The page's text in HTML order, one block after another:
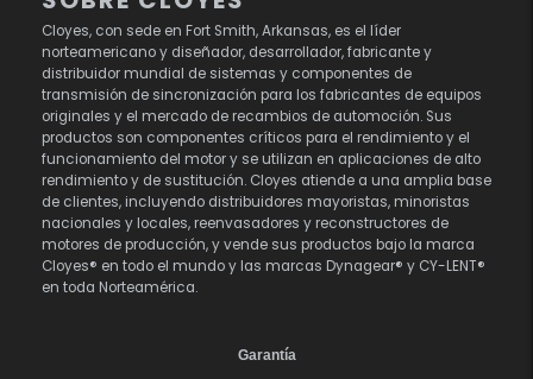
Cloyes, con sede en Fort Smith, Arkansas, es el líder
norteamericano y diseñador, desarrollador, fabricante y
distribuidor mundial de sistemas y componentes de
transmisión de sincronización para los fabricantes de equipos
originales y el mercado de recambios de automoción. Sus
productos son componentes críticos para el rendimiento y el
funcionamiento del motor y se utilizan en aplicaciones de alto
rendimiento y de sustitución. Cloyes atiende a una amplia base
de clientes, incluyendo distribuidores mayoristas, minoristas
nacionales y locales, reenvasadores y reconstructores de
motores de producción, y vende sus productos bajo la marca
Cloyes® en todo el mundo y las marcas Dynagear® y CY-LENT®
en toda Norteamérica.
Garantía